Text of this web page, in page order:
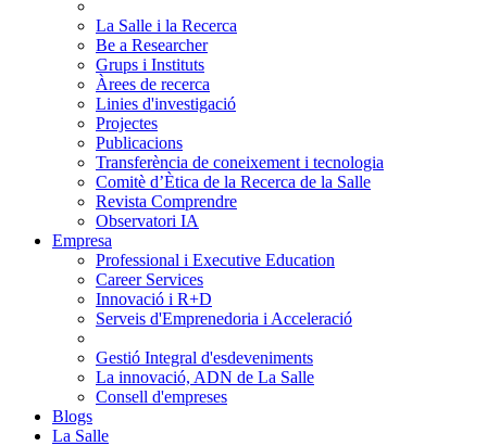
La Salle i la Recerca
Be a Researcher
Grups i Instituts
Àrees de recerca
Linies d'investigació
Projectes
Publicacions
Transferència de coneixement i tecnologia
Comitè d’Ètica de la Recerca de la Salle
Revista Comprendre
Observatori IA
Empresa
Professional i Executive Education
Career Services
Innovació i R+D
Serveis d'Emprenedoria i Acceleració
Gestió Integral d'esdeveniments
La innovació, ADN de La Salle
Consell d'empreses
Blogs
La Salle